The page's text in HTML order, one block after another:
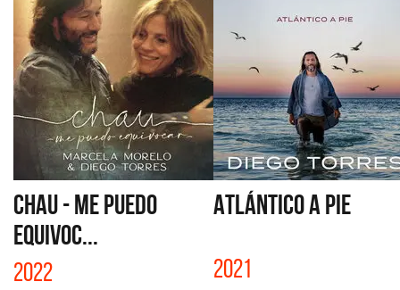
CHAU - ME PUEDO
EQUIVOC...
2022
ATLÁNTICO A PIE
2021